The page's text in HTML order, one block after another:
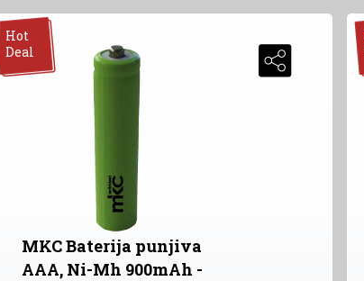
Hot
Deal
MKC Baterija punjiva
AAA, Ni-Mh 900mAh -